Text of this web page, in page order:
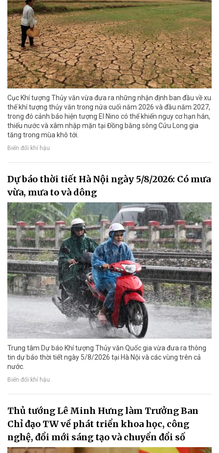
Cục Khí tượng Thủy văn vừa đưa ra những nhận định ban đầu về xu
thế khí tượng thủy văn trong nửa cuối năm 2026 và đầu năm 2027,
trong đó cảnh báo hiện tượng El Nino có thể khiến nguy cơ hạn hán,
thiếu nước và xâm nhập mặn tại Đồng bằng sông Cửu Long gia
tăng trong mùa khô tới.
Biến đổi khí hậu
Dự báo thời tiết Hà Nội ngày 5/8/2026: Có mưa
vừa, mưa to và dông
Trung tâm Dự báo Khí tượng Thủy văn Quốc gia vừa đưa ra thông
tin dự báo thời tiết ngày 5/8/2026 tại Hà Nội và các vùng trên cả
nước.
Biến đổi khí hậu
Thủ tướng Lê Minh Hưng làm Trưởng Ban
Chỉ đạo TW về phát triển khoa học, công
nghệ, đổi mới sáng tạo và chuyển đổi số